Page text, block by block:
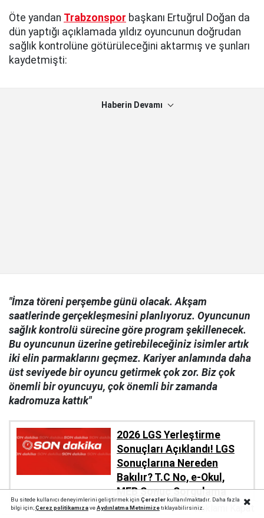
Öte yandan Trabzonspor başkanı Ertuğrul Doğan da
dün yaptığı açıklamada yıldız oyuncunun doğrudan
sağlık kontrolüne götürüleceğini aktarmış ve şunları
kaydetmişti:
Haberin Devamı
"İmza töreni perşembe günü olacak. Akşam
saatlerinde gerçekleşmesini planlıyoruz. Oyuncunun
sağlık kontrolü sürecine göre program şekillenecek.
Bu oyuncunun üzerine getirebileceğiniz isimler artık
iki elin parmaklarını geçmez. Kariyer anlamında daha
üst seviyede bir oyuncu getirmek çok zor. Biz çok
önemli bir oyuncuyu, çok önemli bir zamanda
kadromuza kattık"
2026 LGS Yerleştirme
Sonuçları Açıklandı! LGS
Sonuçlarına Nereden
Bakılır? T.C No, e-Okul,
MEB Sonuç Sorgulama
Bu sitede kullanıcı deneyimlerini geliştirmek için Çerezlerkullanılmaktadır. Daha fazla
bilgi için;Çerez politikamızaveAydınlatma Metnimizetıklayabilirsiniz.Reklamı Kapat